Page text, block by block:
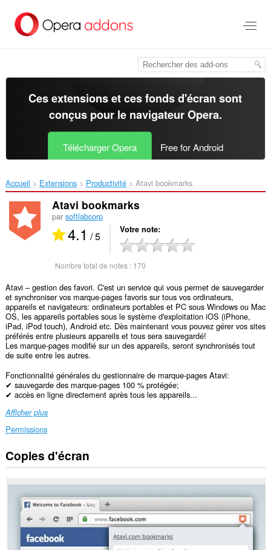
contenu
Ces extensions et ces fonds d'écran sont
conçus pour le navigateur Opera.
Télécharger Opera Free for Android
Accueil Extensions Productivité Atavi bookmarks‎
Atavi bookmarks
par softlabcorp
4.1 / 5 Votre note
Nombre total de notes : 170
Atavi – gestion des favori. C'est un service qui vous permet de sauvegarder
et synchroniser vos marque-pages favoris sur tous vos ordinateurs,
appareils et navigateurs: ordinateurs portables et PC sous Windows ou Mac
OS, les appareils portables sous le système d'exploitation iOS (iPhone,
iPad, iPod touch), Android etc. Dès maintenant vous pouvez gérer vos sites
préférés entre plusieurs appareils et tous sera sauvegardé!
Les marque-pages modifié sur un des appareils, seront synchronisés tout
de suite entre les autres.
Fonctionnalité générales du gestionnaire de marque-pages Atavi:
✔ sauvegarde des marque-pages 100 % protégée;
✔ accès en ligne directement après tous les appareils...
Afficher plus
Permissions
Cette
extension
accéder
données
certains
sites.
Copies d'écran